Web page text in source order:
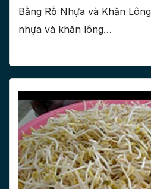
Bằng Rỗ Nhựa và Khăn
nhựa và khăn lông…